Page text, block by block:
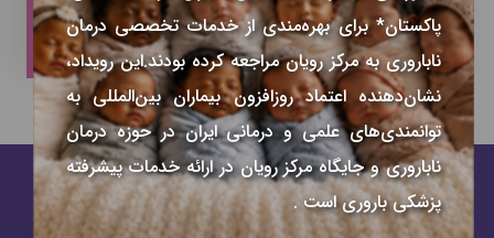
سوالات متداول بیماران خارجی
پاکستان* برای بهره‌مندی از خدمات تخصصی درمان
ناباروری به مرکز رویان مراجعه کرده بودند.این رویداد،
نشان‌دهنده اعتماد روزافزون بیماران بین‌المللی به
توانمندی‌های علمی و درمانی ایران در حوزه درمان
ناباروری و جایگاه مرکز رویان در ارائه خدمات پیشرفته
پزشکی باروری است .